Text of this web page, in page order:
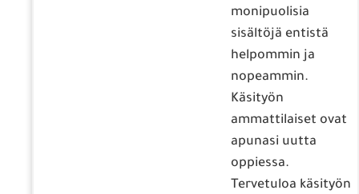
monipuolisia
sisältöjä entistä
helpommin ja
nopeammin.
Käsityön
ammattilaiset ovat
apunasi uutta
oppiessa.
Tervetuloa käsityön